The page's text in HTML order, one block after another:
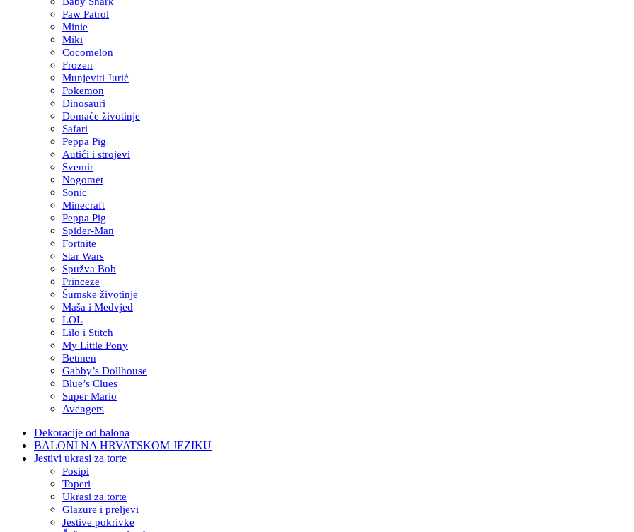
Paw Patrol
Minie
Miki
Cocomelon
Frozen
Munjeviti Jurić
Pokemon
Dinosauri
Domaće životinje
Safari
Peppa Pig
Autići i strojevi
Svemir
Nogomet
Sonic
Minecraft
Peppa Pig
Spider-Man
Fortnite
Star Wars
Spužva Bob
Princeze
Šumske životinje
Maša i Medvjed
LOL
Lilo i Stitch
My Little Pony
Betmen
Gabby’s Dollhouse
Blue’s Clues
Super Mario
Avengers
Dekoracije od balona
BALONI NA HRVATSKOM JEZIKU
Jestivi ukrasi za torte
Posipi
Toperi
Ukrasi za torte
Glazure i preljevi
Jestive pokrivke